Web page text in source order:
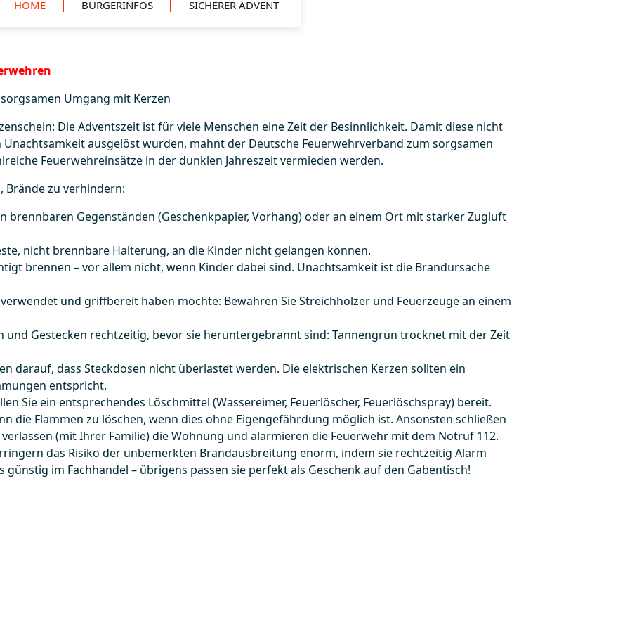
HOME BÜRGERINFOS SICHERER ADVENT
Umgang mit Kerzen
Die Adventszeit ist für viele Menschen eine Zeit der Besinnlichkeit. Damit diese nicht
ausgelöst wurden, mahnt der Deutsche Feuerwehrverband zum sorgsamen
Feuerwehreinsätze in der dunklen Jahreszeit vermieden werden.
Brände zu verhindern:
brennbaren Gegenständen (Geschenkpapier, Vorhang) oder an einem Ort mit starker Zugluft
nicht brennbare Halterung, an die Kinder nicht gelangen können.
brennen – vor allem nicht, wenn Kinder dabei sind. Unachtsamkeit ist die Brandursache
und griffbereit haben möchte: Bewahren Sie Streichhölzer und Feuerzeuge an einem
und Gestecken rechtzeitig, bevor sie heruntergebrannt sind: Tannengrün trocknet mit der Zeit
darauf, dass Steckdosen nicht überlastet werden. Die elektrischen Kerzen sollten ein
entspricht.
Sie ein entsprechendes Löschmittel (Wassereimer, Feuerlöscher, Feuerlöschspray) bereit.
die Flammen zu löschen, wenn dies ohne Eigengefährdung möglich ist. Ansonsten schließen
(mit Ihrer Familie) die Wohnung und alarmieren die Feuerwehr mit dem Notruf 112.
das Risiko der unbemerkten Brandausbreitung enorm, indem sie rechtzeitig Alarm
im Fachhandel – übrigens passen sie perfekt als Geschenk auf den Gabentisch!